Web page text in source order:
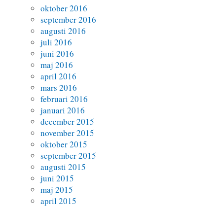
oktober 2016
september 2016
augusti 2016
juli 2016
juni 2016
maj 2016
april 2016
mars 2016
februari 2016
januari 2016
december 2015
november 2015
oktober 2015
september 2015
augusti 2015
juni 2015
maj 2015
april 2015